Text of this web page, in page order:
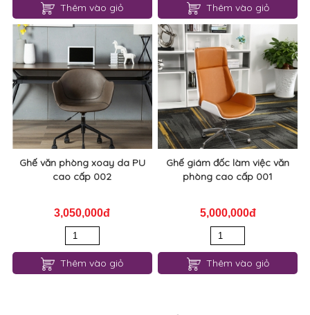
Thêm vào giỏ Thêm vào giỏ
Ghế văn phòng xoay da PU
cao cấp 002
3,050,000đ
Thêm vào giỏ
Ghế giám đốc làm việc văn
phòng cao cấp 001
5,000,000đ
Thêm vào giỏ